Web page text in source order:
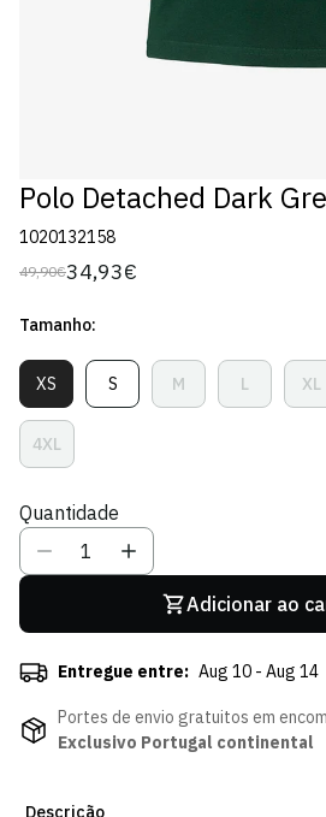
Polo Detached Dark
1020132158
Preço
49,90€
Preço
venda
34,93€
Tamanho:
XSVariante
Esgotada
Ou
Indisponível
SVariante
Esgotada
MVariante
Esgotada
LVariante
Esgotada
XL
4XLVariante
Esgotada
Indisponível
Quantidade
Adicionar ao
Entregue entre: Aug 10 - Aug 14
Portes de envio gratuitos em
Exclusivo Portugal continental
Descrição